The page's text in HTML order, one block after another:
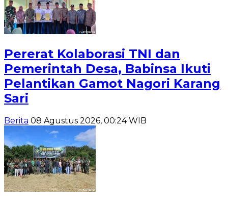
Pererat Kolaborasi TNI dan
Pemerintah Desa, Babinsa Ikuti
Pelantikan Gamot Nagori Karang
Sari
Berita 08 Agustus 2026, 00:24 WIB